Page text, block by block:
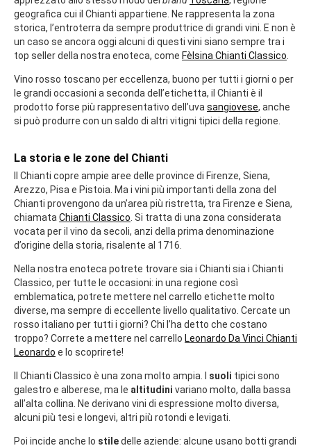
geografica cui il Chianti appartiene. Ne rappresenta la zona
storica, l’entroterra da sempre produttrice di grandi vini. E non è
un caso se ancora oggi alcuni di questi vini siano sempre tra i
top seller della nostra enoteca, come Fèlsina Chianti Classico
Vino rosso toscano per eccellenza, buono per tutti i giorni o per
le grandi occasioni a seconda dell’etichetta, il Chianti è il
prodotto forse più rappresentativo dell’uva sangiovese, anche
si può produrre con un saldo di altri vitigni tipici della regione.
La storia e le zone del Chianti
Il Chianti copre ampie aree delle province di Firenze, Siena,
Arezzo, Pisa e Pistoia. Ma i vini più importanti della zona del
Chianti provengono da un’area più ristretta, tra Firenze e Siena,
chiamata Chianti Classico . Si tratta di una zona considerata
vocata per il vino da secoli, anzi della prima denominazione
d’origine della storia, risalente al 1716.
Nella nostra enoteca potrete trovare sia i Chianti sia i Chianti
Classico, per tutte le occasioni: in una regione così
emblematica, potrete mettere nel carrello etichette molto
diverse, ma sempre di eccellente livello qualitativo. Cercate un
rosso italiano per tutti i giorni? Chi l’ha detto che costano
troppo? Correte a mettere nel carrello Leonardo Da Vinci Chianti
Leonardo e lo scoprirete!
Il Chianti Classico è una zona molto ampia. I suoli tipici sono
galestro e alberese, ma le altitudini variano molto, dalla bassa
all’alta collina. Ne derivano vini di espressione molto diversa,
alcuni più tesi e longevi, altri più rotondi e levigati.
Poi incide anche lo stiledelle aziende: alcune usano botti grandi